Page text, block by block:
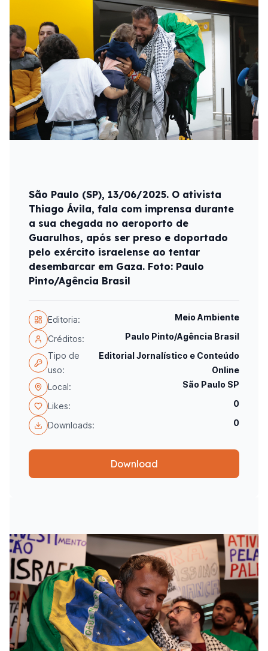
São Paulo (SP), 13/06/2025. O ativista
Thiago Ávila, fala com imprensa durante
a sua chegada no aeroporto de
Guarulhos, após ser preso e doportado
pelo exército israelense ao tentar
desembarcar em Gaza. Foto: Paulo
Pinto/Agência Brasil
Editoria: Meio Ambiente
Créditos:
Paulo Pinto/Agência Brasil
Tipo de
uso:
Editorial Jornalístico e Conteúdo
Online
Local:
São Paulo SP
Likes: 0
Downloads: 0
Download